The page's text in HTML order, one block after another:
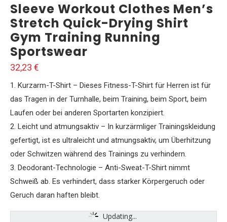
Sleeve Workout Clothes Men’s
Stretch Quick-Drying Shirt
Gym Training Running
Sportswear
32,23 €
1. Kurzarm-T-Shirt – Dieses Fitness-T-Shirt für Herren ist für
das Tragen in der Turnhalle, beim Training, beim Sport, beim
Laufen oder bei anderen Sportarten konzipiert.
2. Leicht und atmungsaktiv – In kurzärmliger Trainingskleidung
gefertigt, ist es ultraleicht und atmungsaktiv, um Überhitzung
oder Schwitzen während des Trainings zu verhindern.
3. Deodorant-Technologie – Anti-Sweat-T-Shirt nimmt
Schweiß ab. Es verhindert, dass starker Körpergeruch oder
Geruch daran haften bleibt.
Updating...